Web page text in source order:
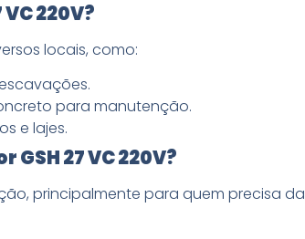
220V?
locais, como:
para manutenção.
e lajes.
27 VC 220V?
principalmente para quem precisa